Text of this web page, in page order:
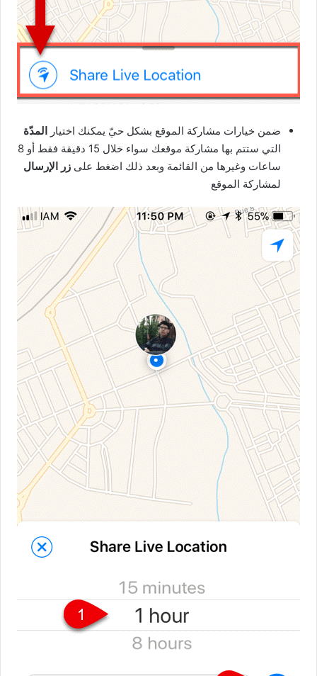
ضمن خيارات مشاركة الموقع بشكل حيّ يمكنك اختيار
المدّة
التي ستتم بها مشاركة موقعك سواء خلال 15 دقيقة فقط أو 8
ساعات وغيرها من القائمة وبعد ذلك اضغط على زر الإرسال
لمشاركة الموقع